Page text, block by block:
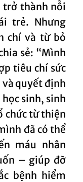
trở thành nỗi
trẻ. Nhưng
chí và từ bỏ
sẻ: “Mình
tiêu chí sức
quyết định
sinh, sinh
chức từ thiện
đã có thể
máu nhân
– giúp đỡ
bệnh hiểm